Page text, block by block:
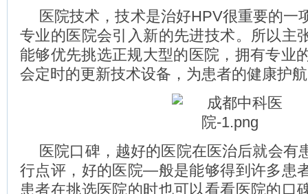
医院技术，技术是治好HPV很重要的
专业的医院会引入新的先进技术。所以主
能够优先挑选正规大型的医院，拥有专业
会定时的更新技术设备，为患者的健康护
医院口碑，越好的医院在医治后就会有
行点评，好的医院—般是能够得到许多患
患者在挑选医院的时也可以看看医院的口